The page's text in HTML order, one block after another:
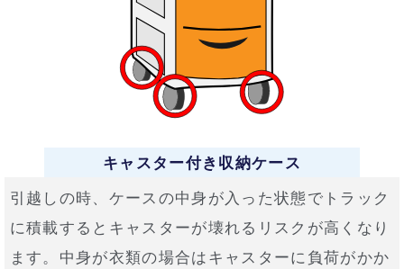
キャスター付き収納ケース
引越しの時、ケースの中身が入った状態でトラック
に積載するとキャスターが壊れるリスクが高くなり
ます。中身が衣類の場合はキャスターに負荷がかか